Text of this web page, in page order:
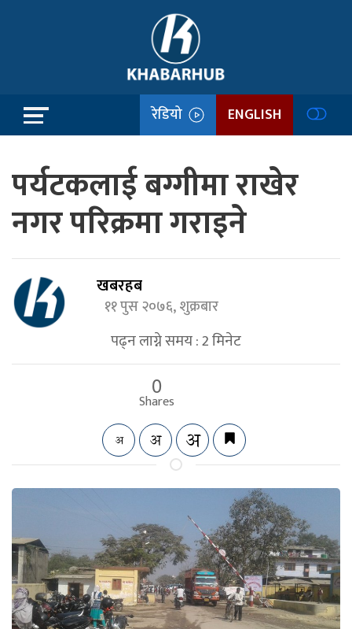
रेडियो ENGLISH
पर्यटकलाई बग्गीमा राखेर
नगर परिक्रमा गराइने
खबरहब
११ पुस २०७६, शुक्रबार
पढ्न लाग्ने समय :2मिनेट
0
Shares